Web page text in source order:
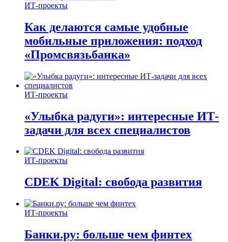
ИТ-проекты
Как делаются самые удобные
мобильные приложения: подход
«Промсвязьбанка»
ИТ-проекты
«Улыбка радуги»: интересные ИТ-
задачи для всех специалистов
ИТ-проекты
CDEK Digital: свобода развития
ИТ-проекты
Банки.ру: больше чем финтех